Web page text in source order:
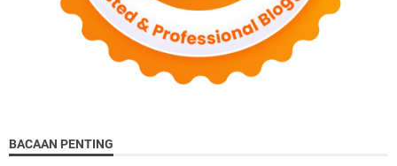
BACAAN PENTING